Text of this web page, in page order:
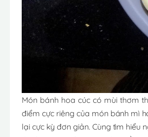
Món bánh hoa cúc có mùi thơm
điểm cực riêng của món bánh mì
lại cực kỳ đơn giản. Cùng tìm hiểu